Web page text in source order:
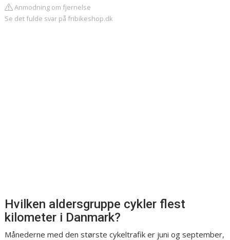
Anmodning om fjernelse
Se det fulde svar på fribikeshop.dk
Hvilken aldersgruppe cykler flest
kilometer i Danmark?
Månederne med den største cykeltrafik er juni og september,